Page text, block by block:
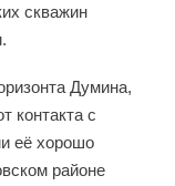
скважин
Думина,
контакта с
её хорошо
районе